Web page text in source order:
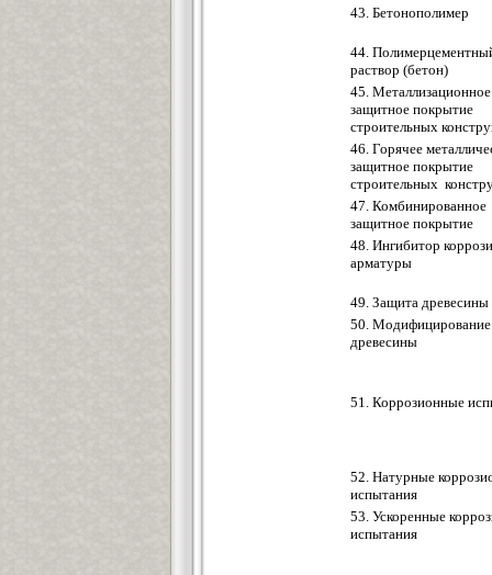
43. Бетонополимер
44.
раствор (бетон)
45. Металлизационное
защитное покрытие
строительных
46. Горячее
защитное покрытие
строительных
47. Комбинированное
защитное покрытие
48. Ингибитор
арматуры
49. Защита древесины
50. Модифицирование
древесины
51. Коррозионные
52. Натурные
испытания
53. Ускоренные
испытания